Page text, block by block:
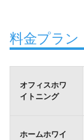
料金プラン
オフィスホワ
イトニング
ホームホワイ